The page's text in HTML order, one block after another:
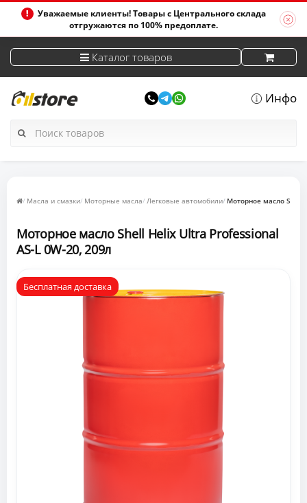
Уважаемые клиенты! Товары с Центрального склада
отгружаются по 100% предоплате.
Каталог товаров
Инфо
Масла и смазки Моторные масла Легковые автомобили Моторное масло Shell
Моторное масло Shell Helix Ultra Professional
AS-L 0W-20, 209л
Бесплатная доставка